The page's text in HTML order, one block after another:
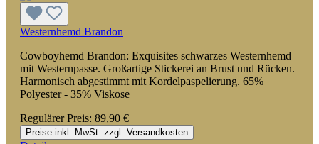
Westernhemd Brandon
Cowboyhemd Brandon: Exquisites schwarzes Westernhemd
mit Westernpasse. Großartige Stickerei an Brust und Rücken.
Harmonisch abgestimmt mit Kordelpaspelierung. 65%
Polyester - 35% Viskose
Regulärer Preis: 89,90 €
Preise inkl. MwSt. zzgl. Versandkosten